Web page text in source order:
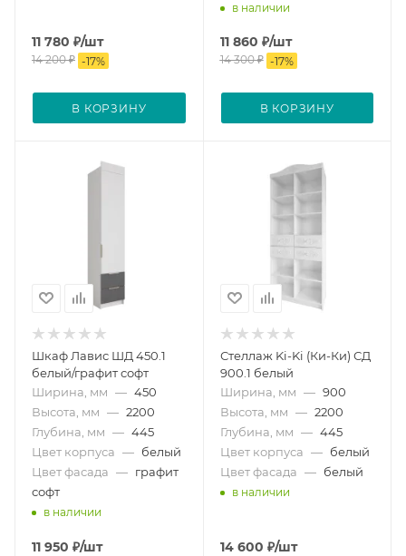
11 780 ₽/шт
14 200₽ -17%
В КОРЗИНУ
в наличии
11 860 ₽/шт
14 300₽ -17%
В КОРЗИНУ
Шкаф Лавис ШД 450.1
белый/графит софт
Ширина, мм — 450
Высота, мм — 2200
Глубина, мм — 445
Цвет корпуса — белый
Цвет фасада — графит
софт
в наличии
11 950 ₽/шт
Стеллаж Ki-Ki (Ки-Ки) СД
900.1 белый
Ширина, мм — 900
Высота, мм — 2200
Глубина, мм — 445
Цвет корпуса — белый
Цвет фасада — белый
в наличии
14 600 ₽/шт